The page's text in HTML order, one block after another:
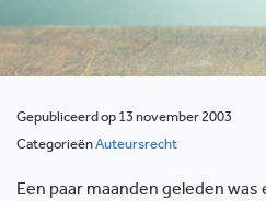
Gepubliceerd op 13 november 2003
CategorieënAuteursrecht
Een paar maanden geleden